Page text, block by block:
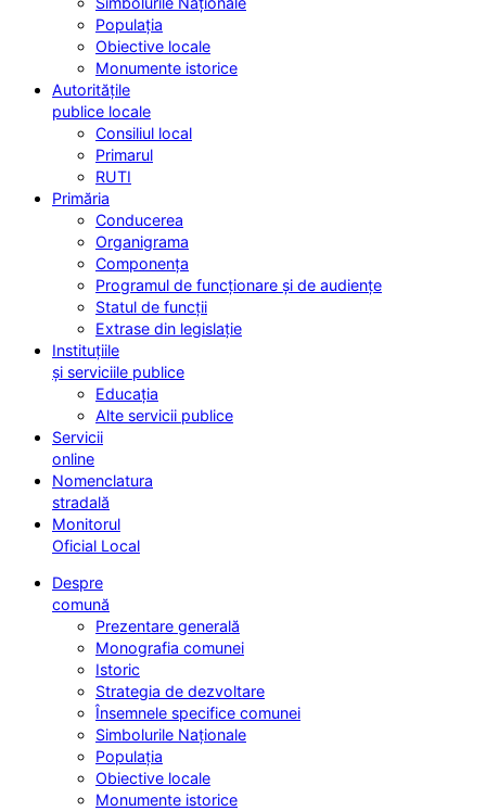
Populația
Obiective locale
Monumente istorice
Autoritățile
publice locale
Consiliul local
Primarul
RUTI
Primăria
Conducerea
Organigrama
Componența
Programul de funcționare și de audiențe
Statul de funcții
Extrase din legislație
Instituțiile
și serviciile publice
Educația
Alte servicii publice
Servicii
online
Nomenclatura
stradală
Monitorul
Oficial Local
Despre
comună
Prezentare generală
Monografia comunei
Istoric
Strategia de dezvoltare
Însemnele specifice comunei
Simbolurile Naționale
Populația
Obiective locale
Monumente istorice